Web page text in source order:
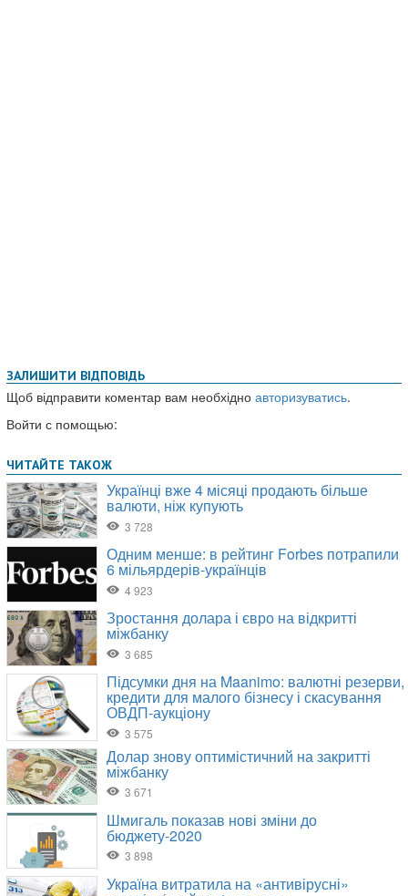
ЗАЛИШИТИ ВІДПОВІДЬ
Щоб відправити коментар вам необхідно авторизуватись.
Войти с помощью: